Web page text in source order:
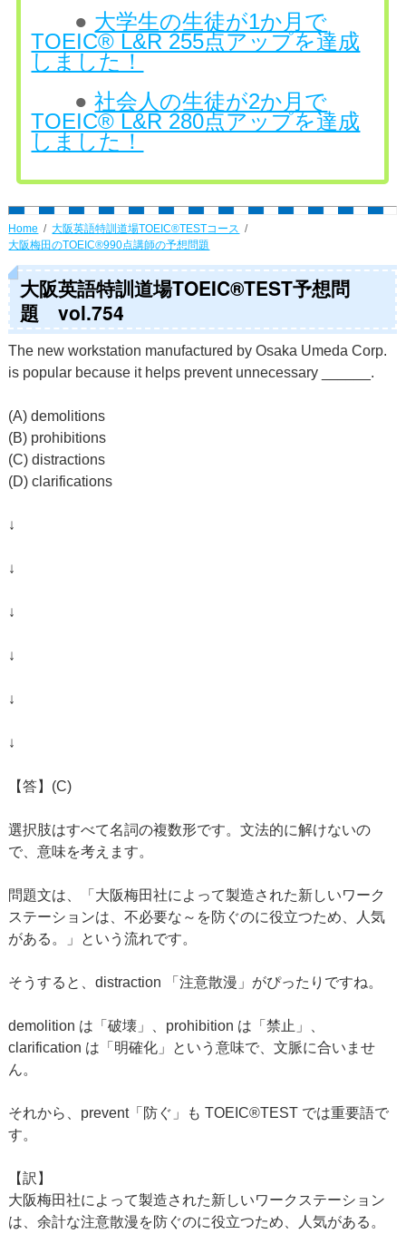
● 大学生の生徒が1か月で
TOEIC® L&R 255点アップを達成
しました！
●社会人の生徒が2か月で
TOEIC® L&R 280点アップを達成
しました！
Home
大阪英語特訓道場TOEIC®TESTコース
大阪梅田のTOEIC®990点講師の予想問題
大阪英語特訓道場TOEIC®TEST予想問
題 vol.754
The new workstation manufactured by Osaka Umeda Corp.
is popular because it helps prevent unnecessary ______.
(A) demolitions
(B) prohibitions
(C) distractions
(D) clarifications
↓
↓
↓
↓
↓
↓
【答】(C)
選択肢はすべて名詞の複数形です。文法的に解けないの
で、意味を考えます。
問題文は、「大阪梅田社によって製造された新しいワーク
ステーションは、不必要な～を防ぐのに役立つため、人気
がある。」という流れです。
そうすると、distraction 「注意散漫」がぴったりですね。
demolition は「破壊」、prohibition は「禁止」、
clarification は「明確化」という意味で、文脈に合いませ
ん。
それから、prevent「防ぐ」も TOEIC®TEST では重要語で
す。
【訳】
大阪梅田社によって製造された新しいワークステーション
は、余計な注意散漫を防ぐのに役立つため、人気がある。